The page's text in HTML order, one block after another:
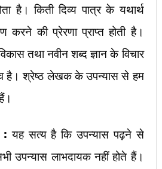
है। किती दिव्य पात्र के यथार्थ
करने की प्रेरणा प्राप्त होती है।
तथा नवीन शब्द ज्ञान के विचार
है। श्रेष्ठ लेखक के उपन्यास से हम
: यह सत्य है कि उपन्यास पढ़ने से
उपन्यास लाभदायक नहीं होते हैं।